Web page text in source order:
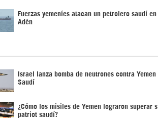
Fuerzas yemeníes atacan un petrolero saudí
Adén
Israel lanza bomba de neutrones contra Yemen
Saudí
¿Cómo los misiles de Yemen lograron superar
patriot saudí?